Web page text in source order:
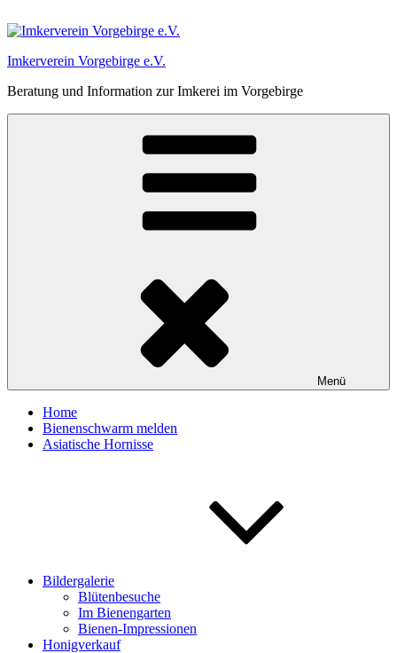
Inhalt
Imkerverein Vorgebirge e.V.
Beratung und Information zur Imkerei im Vorgebirge
Menü
Home
Bienenschwarm melden
Asiatische Hornisse
Bildergalerie
Blütenbesuche
Im Bienengarten
Bienen-Impressionen
Honigverkauf